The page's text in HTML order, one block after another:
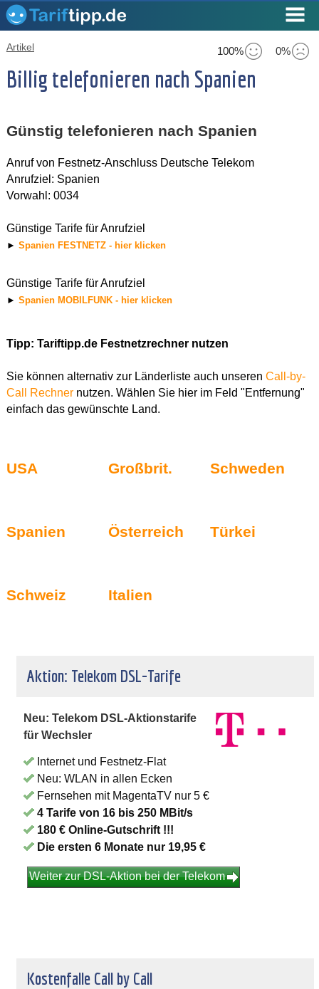
100% 0%
Artikel
Billig telefonieren nach Spanien
Günstig telefonieren nach Spanien
Anruf von Festnetz-Anschluss Deutsche Telekom
Anrufziel: Spanien
Vorwahl: 0034
Günstige Tarife für Anrufziel
► Spanien FESTNETZ - hier klicken
Günstige Tarife für Anrufziel
► Spanien MOBILFUNK - hier klicken
Tipp: Tariftipp.de Festnetzrechner nutzen
Sie können alternativ zur Länderliste auch unseren Call-by-
Call Rechnernutzen. Wählen Sie hier im Feld "Entfernung"
einfach das gewünschte Land.
USA
Spanien
Schweiz
Großbrit.
Österreich
Italien
Schweden
Türkei
Aktion: Telekom DSL-Tarife
Neu: Telekom DSL-Aktionstarife
für Wechsler
Internet und Festnetz-Flat
Neu: WLAN in allen Ecken
Fernsehen mit MagentaTV nur 5 €
4 Tarife von 16 bis 250 MBit/s
180 € Online-Gutschrift !!!
Die ersten 6 Monate nur 19,95 €
Weiter zur DSL-Aktion bei der Telekom
Kostenfalle Call by Call